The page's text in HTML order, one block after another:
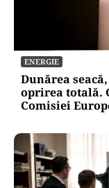
ENERGIE
Dunărea
oprirea totală.
Comisiei